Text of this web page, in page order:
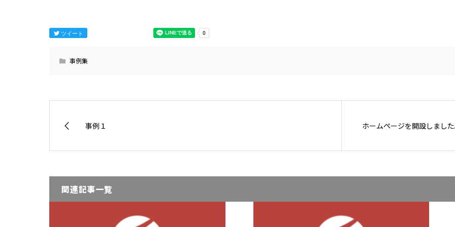
ツイート
事例集
事例１ ホームページを開設しまし
関連記事一覧